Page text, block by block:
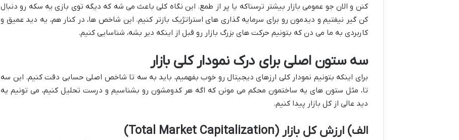
کنن و الان جو عمومی بازار بیشتر ترسناکه یا پر از طمع. این نگاه کلی باعث می شه که دیگه توی بازی یه سکه رو دنبال
کن گیر نیفتیم و دیدمون رو برای سرمایه گذاری های استراتژیک بازتر کنیم. این شاخص ها، در کنار هم، یه دید عمیق و
کاربردی به ما می دن که بتونیم حرکت های بزرگ بازار رو قبل از اینکه دیر بشه، شناسایی کنیم.
سه ستون اصلی برای درک نمودار کلی بازار
برای اینکه بتونیم نمودار کلی ارزهای دیجیتال رو خوب بفهمیم، باید به سه تا شاخص اصلی حسابی دقت کنیم. این سه
تا، مثل ستون های یه ساختمون محکم می مونن که اگه هر کدومشون رو بشناسیم و درست تحلیل کنیم، می تونیم یه
دید عالی از کل بازار پیدا کنیم.
الف) ارزش کل بازار (Total Market Capitalization)